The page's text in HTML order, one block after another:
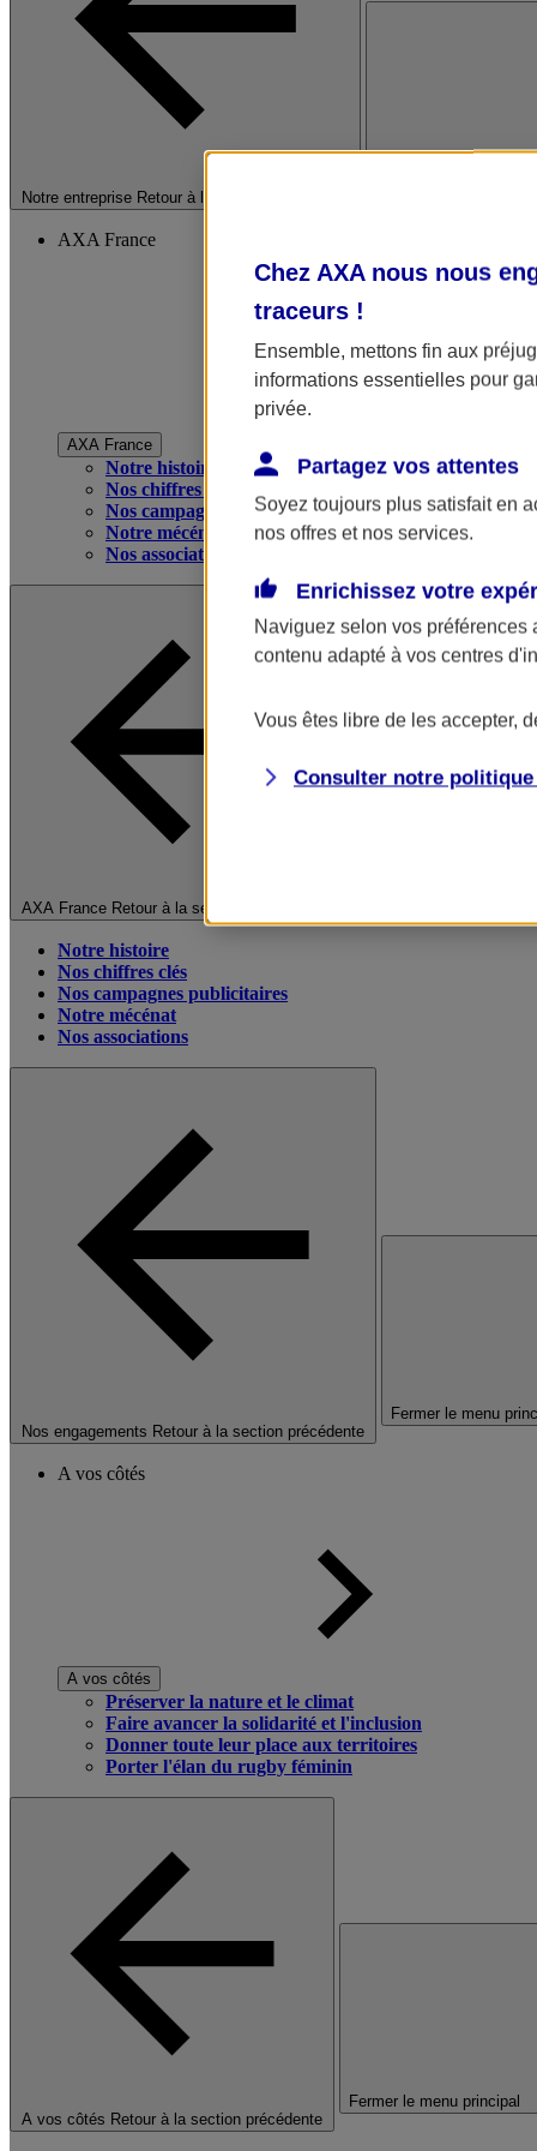
Notre entreprise Retour à la section précédente
AXA France
AXA France
Notre histoire
Nos chiffres clés
Nos campagnes publicitaires
Notre mécénat
Nos associations
AXA France Retour à la section précédente
Notre histoire
Nos chiffres clés
Nos campagnes publicitaires
Notre mécénat
Nos associations
Nos engagements Retour à la section précédente
Fermer le menu
A vos côtés
A vos côtés
Préserver la nature et le climat
Faire avancer la solidarité et l'inclusion
Donner toute leur place aux territoires
Porter l'élan du rugby féminin
A vos côtés Retour à la section précédente
Fermer le menu principal
Chez AXA nous nous
traceurs !
Ensemble, mettons fin aux
informations essentielles pour
privée.
Partagez vos attentes
Soyez toujours plus satisfait en
nos offres et nos services.
Enrichissez votre
Naviguez selon vos préférences
contenu adapté à vos centres
Vous êtes libre de les accepter,
Consulter notre